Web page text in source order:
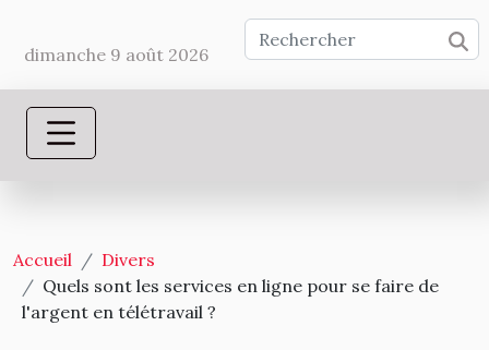
dimanche 9 août 2026
Accueil
Divers
Quels sont les services en ligne pour se faire de
l'argent en télétravail ?